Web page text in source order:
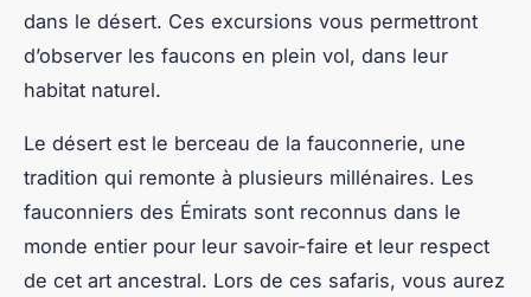
dans le désert. Ces excursions vous permettront
d’observer les faucons en plein vol, dans leur
habitat naturel.
Le désert est le berceau de la fauconnerie, une
tradition qui remonte à plusieurs millénaires. Les
fauconniers des Émirats sont reconnus dans le
monde entier pour leur savoir-faire et leur respect
de cet art ancestral. Lors de ces safaris, vous aurez